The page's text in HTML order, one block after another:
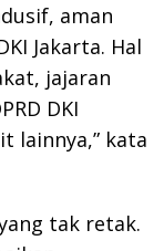
aman
Jakarta. Hal
jajaran
DKI
lainnya,” kata
tak retak.